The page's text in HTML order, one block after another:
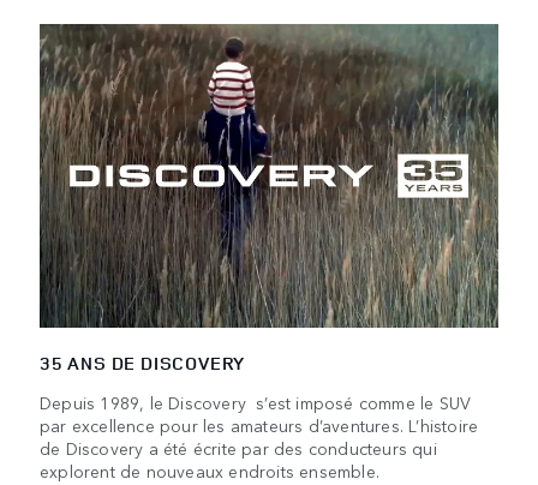
35 ANS DE DISCOVERY
Depuis 1989, le Discovery s’est imposé comme le SUV
par excellence pour les amateurs d’aventures. L’histoire
de Discovery a été écrite par des conducteurs qui
explorent de nouveaux endroits ensemble.